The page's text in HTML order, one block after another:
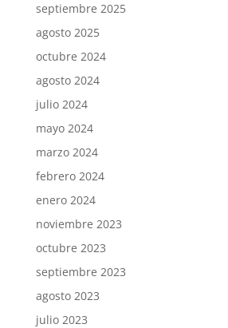
septiembre 2025
agosto 2025
octubre 2024
agosto 2024
julio 2024
mayo 2024
marzo 2024
febrero 2024
enero 2024
noviembre 2023
octubre 2023
septiembre 2023
agosto 2023
julio 2023